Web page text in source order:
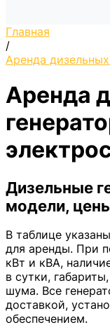
Главная
/
Аренда
Аренда
Дизельные
модели,
В таблице
для аренды. При
кВт и кВА,
в сутки,
шума. Все
доставкой,
обеспечением.